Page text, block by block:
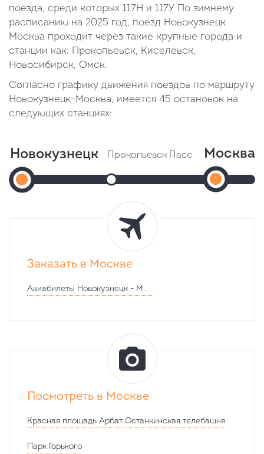
поезда, среди которых 117Н и 117У По зимнему
расписанию на 2025 год, поезд Новокузнецк
Москва проходит через такие крупные города и
станции как: Прокопьевск, Киселёвск,
Новосибирск, Омск.
Согласно графику движения поездов по маршруту
Новокузнецк-Москва, имеется 45 остановок на
следующих станциях:
Новокузнецк
Новокузнецк
Отправление:
21:59
Прокопьевск Пасс
Cтоянка: 2 мин
В пути: 39 минут
Черкасов
В пути: 55
Москва
7
минут
Заказать в Москве
Авиабилеты Новокузнецк - Москва
Посмотреть в Москве
Красная площадь Арбат Останкинская телебашня
Парк Горького